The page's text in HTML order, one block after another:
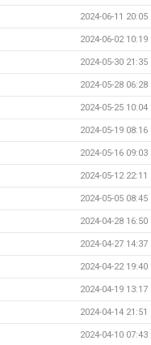
2024-06-11 20:05
2024-06-02 10:19
2024-05-30 21:35
2024-05-28 06:28
2024-05-25 10:04
2024-05-19 08:16
2024-05-16 09:03
2024-05-12 22:11
2024-05-05 08:45
2024-04-28 16:50
2024-04-27 14:37
2024-04-22 19:40
2024-04-19 13:17
2024-04-14 21:51
2024-04-10 07:43